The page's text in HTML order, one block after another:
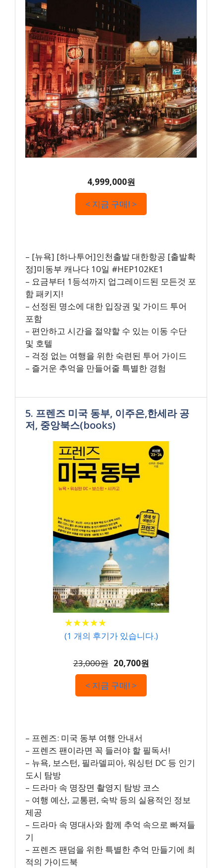
4,999,000원
< 지금 구매! >
– [뉴욕] [하나투어]인천출발 대한항공 [출발확
정]미동부 캐나다 10일 #HEP102KE1
– 요금부터 1등석까지 업그레이드된 모든것 포
함 패키지!
– 선정된 명소에 대한 입장권 및 가이드 투어
포함
– 편안하고 시간을 절약할 수 있는 이동 수단
및 호텔
– 걱정 없는 여행을 위한 숙련된 투어 가이드
– 즐거운 추억을 만들어줄 특별한 경험
5. 프렌즈 미국 동부, 이주은,한세라 공
저, 중앙북스(books)
★★★★★
★★★★★
(1 개의 후기가 있습니다.)
23,000원 20,700원
< 지금 구매! >
– 프렌즈: 미국 동부 여행 안내서
– 프렌즈 팬이라면 꼭 들러야 할 필독서!
– 뉴욕, 보스턴, 필라델피아, 워싱턴 DC 등 인기
도시 탐방
– 드라마 속 명장면 촬영지 탐방 코스
– 여행 예산, 교통편, 숙박 등의 실용적인 정보
제공
– 드라마 속 명대사와 함께 추억 속으로 빠져들
기
– 프렌즈 팬덤을 위한 특별한 추억 만들기에 최
적의 가이드북